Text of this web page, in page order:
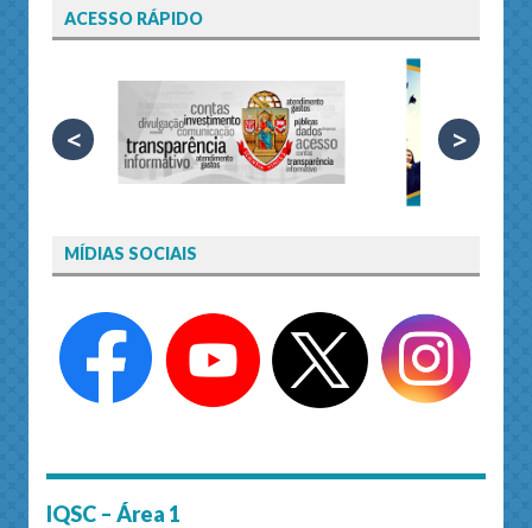
ACESSO RÁPIDO
< >
MÍDIAS SOCIAIS
IQSC – Área 1